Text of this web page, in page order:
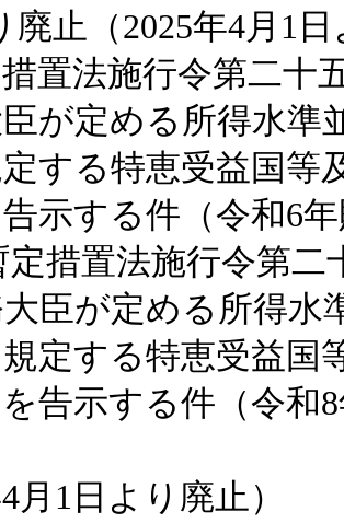
廃止（2025年4月1
置法施行令第二十
が定める所得水準
する特恵受益国等
示する件（令和6
定措置法施行令第
臣が定める所得水
定する特恵受益国
告示する件（令和
4月1日より廃止）